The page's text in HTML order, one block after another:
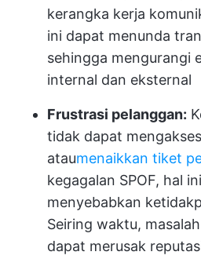
kerangka kerja
ini dapat menunda
sehingga mengurangi
internal dan eksternal
Frustrasi pelanggan:
tidak dapat
ataumenaikkan tiket
kegagalan SPOF, hal
menyebabkan
Seiring waktu,
dapat merusak